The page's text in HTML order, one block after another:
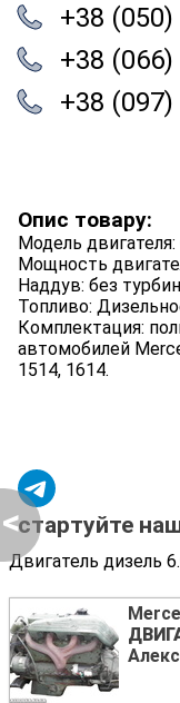
<
+38
+38 (066)
+38
Опис товару:
Модель
Мощность
Наддув: без
Топливо:
Комплектация:
автомобилей
1514, 1614.
стартуйте
Двигатель дизель